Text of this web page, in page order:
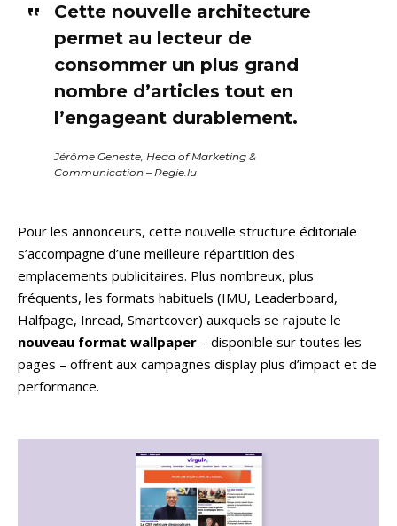
Cette nouvelle architecture
permet au lecteur de
consommer un plus grand
nombre d’articles tout en
l’engageant durablement.
Jérôme Geneste, Head of Marketing &
Communication – Regie.lu
Pour les annonceurs, cette nouvelle structure éditoriale
s’accompagne d’une meilleure répartition des
emplacements publicitaires. Plus nombreux, plus
fréquents, les formats habituels (IMU, Leaderboard,
Halfpage, Inread, Smartcover) auxquels se rajoute le
nouveau format wallpaper – disponible sur toutes les
pages – offrent aux campagnes display plus d’impact et de
performance.